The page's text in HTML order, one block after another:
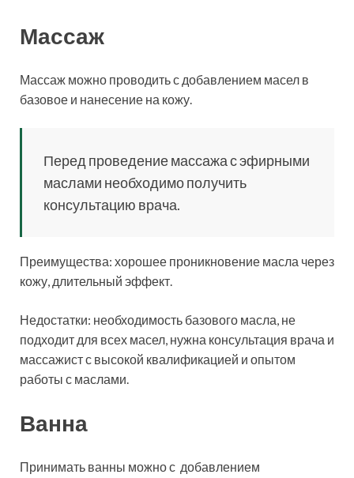
Массаж
Массаж можно проводить с добавлением масел в
базовое и нанесение на кожу.
Перед проведение массажа с эфирными
маслами необходимо получить
консультацию врача.
Преимущества: хорошее проникновение масла через
кожу, длительный эффект.
Недостатки: необходимость базового масла, не
подходит для всех масел, нужна консультация врача и
массажист с высокой квалификацией и опытом
работы с маслами.
Ванна
Принимать ванны можно с добавлением